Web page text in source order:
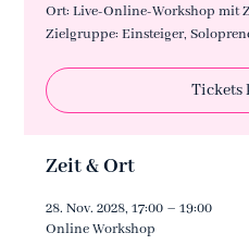
Ort: Live-Online-Workshop mit
Zielgruppe: Einsteiger,
Tickets
Zeit & Ort
28. Nov. 2028, 17:00 – 19:00
Online Workshop